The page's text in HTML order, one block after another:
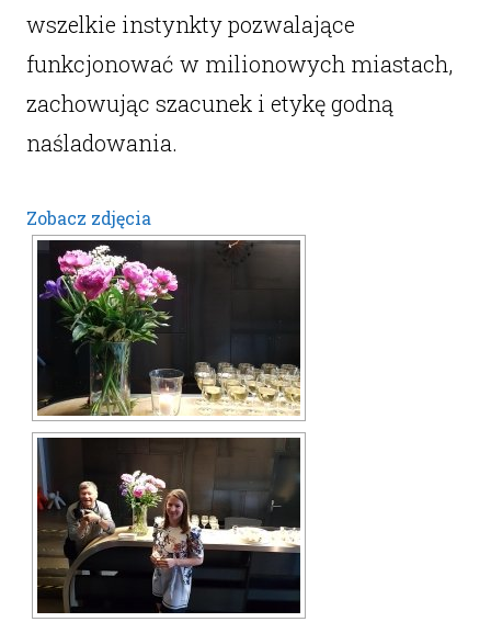
wszelkie instynkty pozwalające
funkcjonować w milionowych miastach,
zachowując szacunek i etykę godną
naśladowania.
Zobacz zdjęcia